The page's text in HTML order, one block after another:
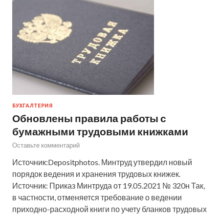
БУХГАЛТЕРИЯ
Обновлены правила работы с
бумажными трудовыми книжками
Оставьте комментарий
Источник:Depositphotos. Минтруд утвердил новый
порядок ведения и хранения трудовых книжек.
Источник: Приказ Минтруда от 19.05.2021 № 320н Так,
в частности, отменяется требование о ведении
приходно-расходной книги по учету бланков трудовых